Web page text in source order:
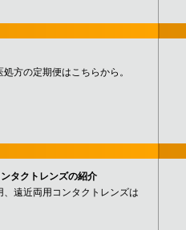
方の定期便はこちらから。
タクトレンズの紹介
遠近両用コンタクトレンズは